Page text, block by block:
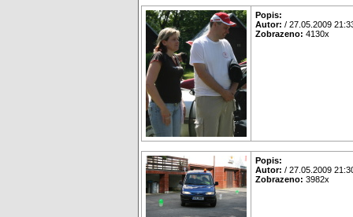
Popis:
Autor: / 27.05.2009
Zobrazeno: 4130x
Popis:
Autor: / 27.05.2009
Zobrazeno: 3982x